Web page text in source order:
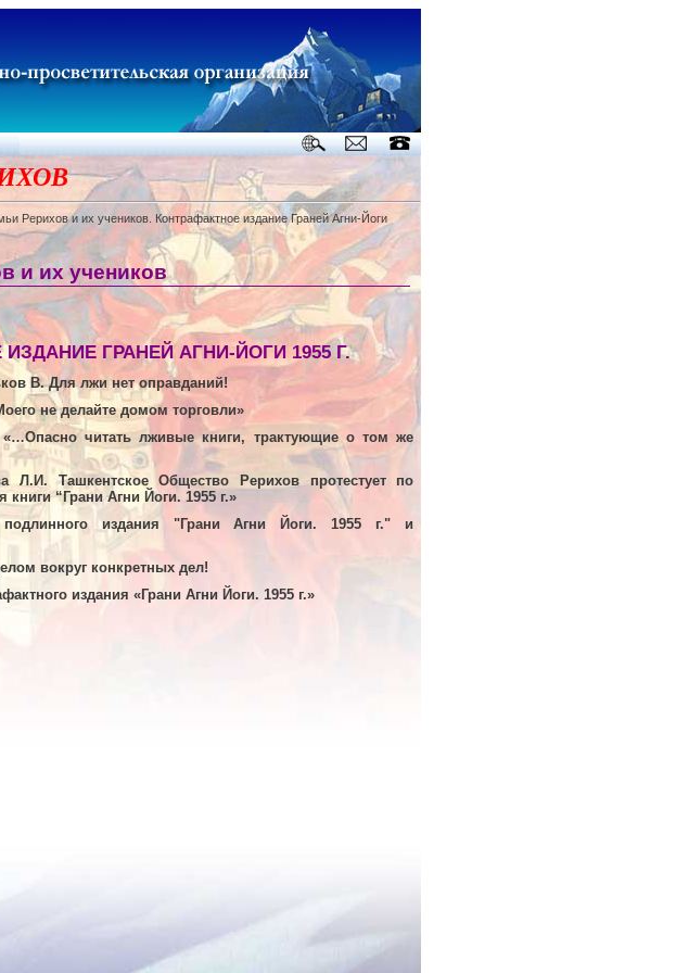
Рерихов и их учеников. Контрафактное издание Граней Агни-Йоги
и их учеников
ГРАНЕЙ АГНИ-ЙОГИ 1955 Г.
В. Для лжи нет оправданий!
не делайте домом торговли»
читать лживые книги, трактующие о том же
Л.И. Ташкентское Общество Рерихов протестует по
“Грани Агни Йоги. 1955 г.»
подлинного издания "Грани Агни Йоги. 1955 г." и
вокруг конкретных дел!
издания «Грани Агни Йоги. 1955 г.»